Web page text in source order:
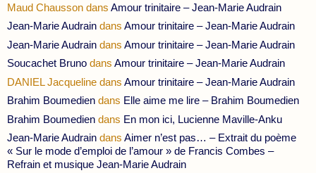
Maud Chausson dans Amour trinitaire – Jean-Marie Audrain
Jean-Marie Audrain dans Amour trinitaire – Jean-Marie Audrain
Jean-Marie Audrain dans Amour trinitaire – Jean-Marie Audrain
Soucachet Bruno dans Amour trinitaire – Jean-Marie Audrain
DANIEL Jacqueline dans Amour trinitaire – Jean-Marie Audrain
Brahim Boumedien dans Elle aime me lire – Brahim Boumedien
Brahim Boumedien dans En mon ici, Lucienne Maville-Anku
Jean-Marie Audrain dans Aimer n’est pas… – Extrait du poème
« Sur le mode d’emploi de l’amour » de Francis Combes –
Refrain et musique Jean-Marie Audrain